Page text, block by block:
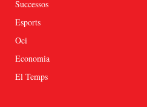
Successos
Esports
Oci
Economia
El Temps